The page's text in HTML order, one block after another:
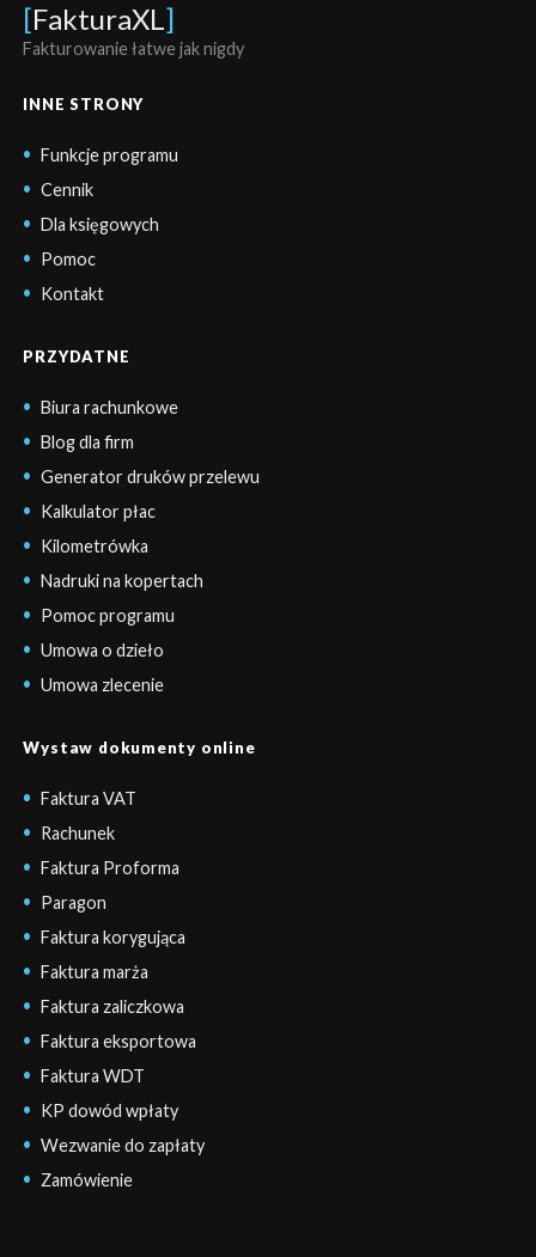
[FakturaXL]
Fakturowanie łatwe jak nigdy
INNE STRONY
Funkcje programu
Cennik
Dla księgowych
Pomoc
Kontakt
PRZYDATNE
Biura rachunkowe
Blog dla firm
Generator druków przelewu
Kalkulator płac
Kilometrówka
Nadruki na kopertach
Pomoc programu
Umowa o dzieło
Umowa zlecenie
Wystaw dokumenty online
Faktura VAT
Rachunek
Faktura Proforma
Paragon
Faktura korygująca
Faktura marża
Faktura zaliczkowa
Faktura eksportowa
Faktura WDT
KP dowód wpłaty
Wezwanie do zapłaty
Zamówienie